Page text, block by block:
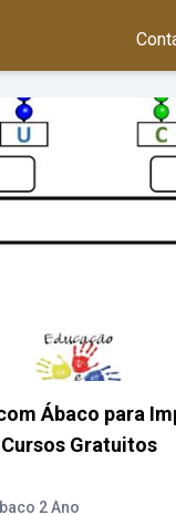
Ábaco para
Cursos Gratuitos
2 Ano